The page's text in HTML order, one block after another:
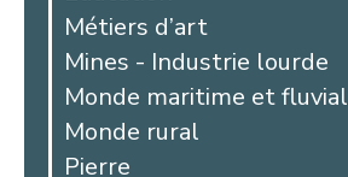
Métiers d’art
Mines - Industrie lourde
Monde maritime et fluvial
Monde rural
Pierre